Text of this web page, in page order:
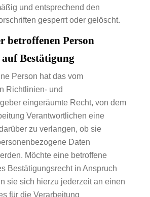
und entsprechend den
gesperrt oder gelöscht.
betroffenen Person
Bestätigung
Person hat das vom
Richtlinien- und
eingeräumte Recht, von dem
Verantwortlichen eine
zu verlangen, ob sie
Daten
Möchte eine betroffene
Bestätigungsrecht in Anspruch
sie sich hierzu jederzeit an einen
für die Verarbeitung